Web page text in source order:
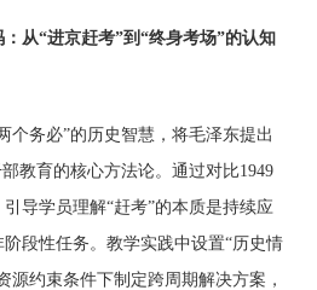
从“进京赶考”到“终身考场”的认知
务必”的历史智慧，将毛泽东提出
教育的核心方法论。通过对比1949
导学员理解“赶考”的本质是持续应
段性任务。教学实践中设置“历史情
源约束条件下制定跨周期解决方案，